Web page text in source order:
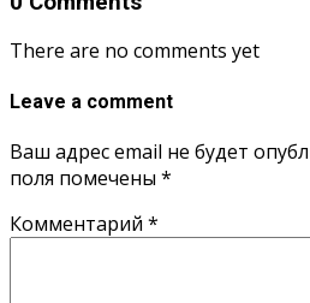
There are no comments yet
Leave a comment
Ваш адрес email не будет
поля помечены *
Комментарий *